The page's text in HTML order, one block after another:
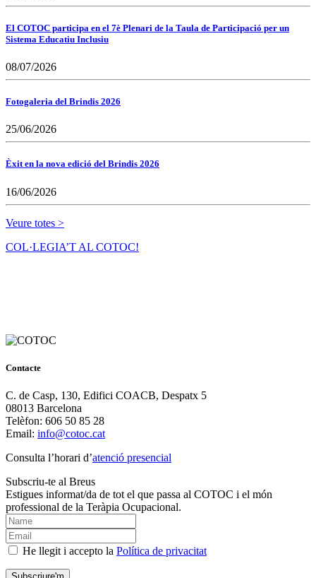
El COTOC participa en el 7è Plenari de la Taula de Participació per un
Sistema Educatiu Inclusiu
08/07/2026
Fotogaleria del Brindis 2026
25/06/2026
Èxit en la nova edició del Brindis 2026
16/06/2026
Veure totes >
COL·LEGIA’T AL COTOC!
Contacte
C. de Casp, 130, Edifici COACB, Despatx 5
08013 Barcelona
Telèfon: 606 50 85 28
Email: info@cotoc.cat
Consulta l’horari d’atenció presencial
Subscriu-te al Breus
Estigues informat/da de tot el que passa al COTOC i el món
professional de la Teràpia Ocupacional.
He llegit i accepto la Política de privacitat